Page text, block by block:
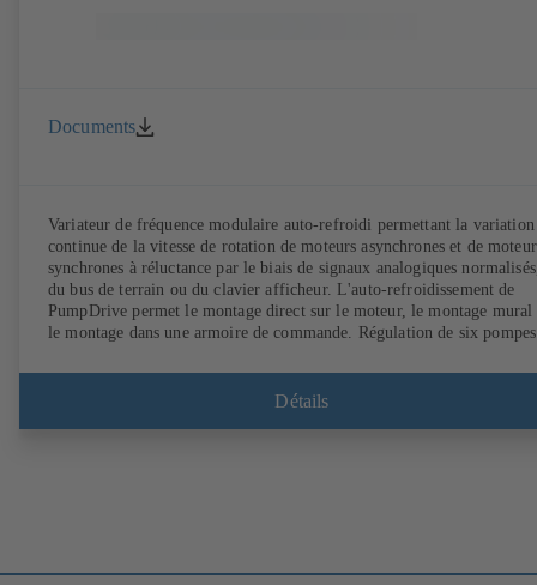
Documents
Variateur de fréquence modulaire auto-refroidi permettant la variation
continue de la vitesse de rotation de moteurs asynchrones et de
synchrones à réluctance par le biais de signaux analogiques
du bus de terrain ou du clavier afficheur. L'auto-refroidissement de
PumpDrive permet le montage direct sur le moteur, le montage mural
le montage dans une armoire de commande. Régulation de six pompes
Détails